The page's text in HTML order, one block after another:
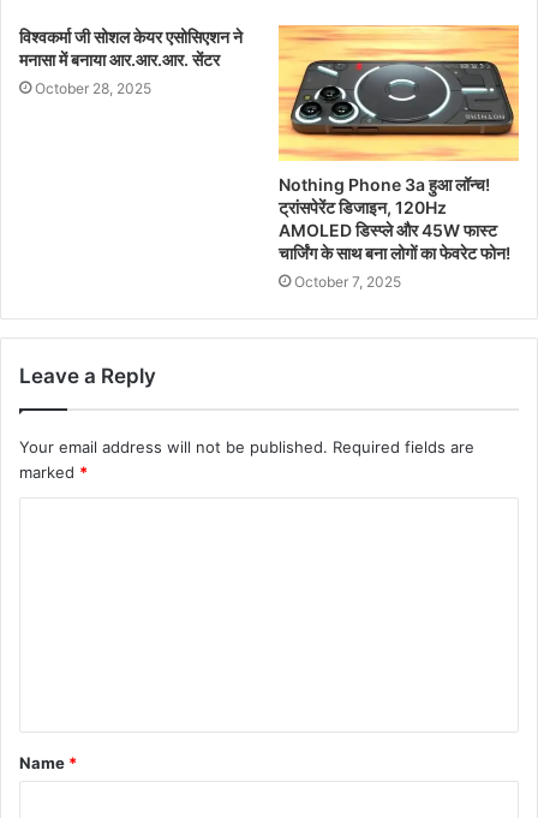
विश्वकर्मा जी सोशल केयर एसोसिएशन ने
मनासा में बनाया आर.आर.आर. सेंटर
October 28, 2025
Nothing Phone 3a हुआ लॉन्च!
ट्रांसपेरेंट डिजाइन, 120Hz
AMOLED डिस्प्ले और 45W फास्ट
चार्जिंग के साथ बना लोगों का फेवरेट फोन!
October 7, 2025
Leave a Reply
Your email address will not be published. Required fields are
marked *
Name *